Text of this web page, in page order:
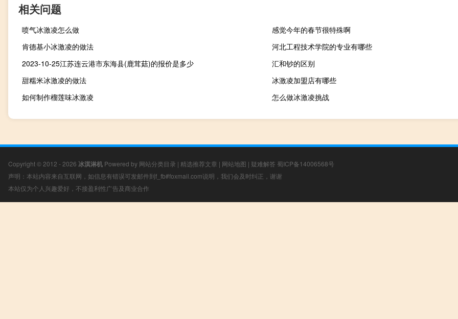
相关问题
喷气冰激凌怎么做
感觉今年的春节很特殊啊
肯德基小冰激凌的做法
河北工程技术学院的专业有哪些
2023-10-25江苏连云港市东海县(鹿茸菇)的报价是多少
汇和钞的区别
甜糯米冰激凌的做法
冰激凌加盟店有哪些
如何制作榴莲味冰激凌
怎么做冰激凌挑战
Copyright © 2012 - 2026 冰淇淋机 Powered by 网站分类目录 | 精选推荐文章 | 网站地图 | 疑难解答 蜀ICP备14006568号
声明：本站内容来自互联网，如信息有错误可发邮件到f_fb#foxmail.com说明，我们会及时纠正，谢谢
本站仅为个人兴趣爱好，不接盈利性广告及商业合作